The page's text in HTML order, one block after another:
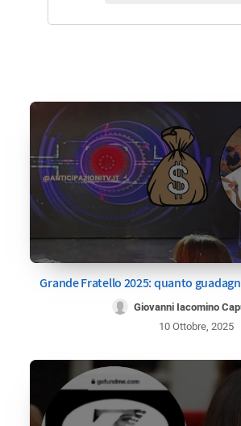
Grande Fratello 2025: quanto
Giovanni Iacomino
10 Ottobre, 2025